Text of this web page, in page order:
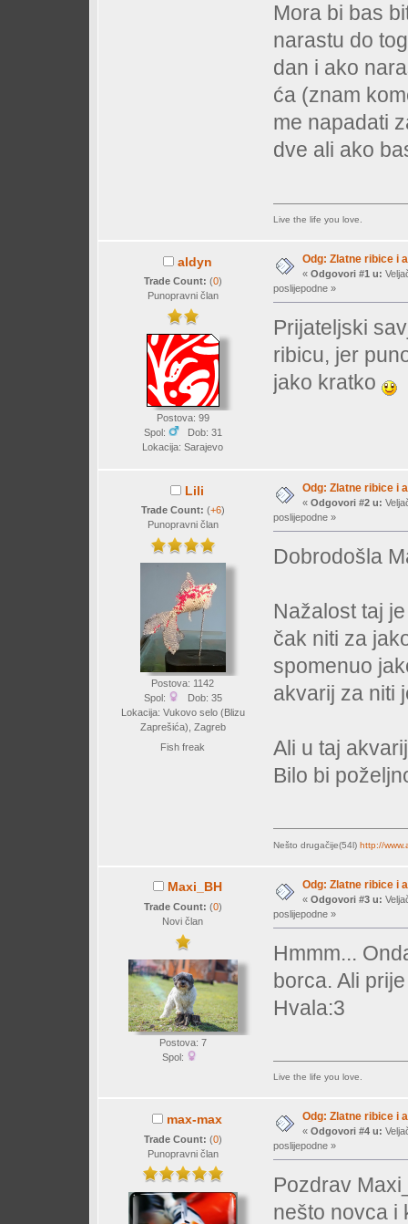
Mora bi bas
narastu do
dan i ako
ća (znam
me napadati
dve ali ako
Live the life you love.
aldyn
Trade Count: (0)
Punopravni član
Postova: 99
Spol:
Dob: 31
Lokacija: Sarajevo
Odg: Zlatne ribice i
« Odgovori #1 u:
poslijepodne »
Prijateljski
ribicu, jer
jako kratko
Lili
Trade Count: (+6)
Punopravni član
Postova: 1142
Spol:
Dob: 35
Lokacija: Vukovo selo (Blizu
Zaprešića), Zagreb
Fish freak
Odg: Zlatne ribice i
« Odgovori #2 u:
poslijepodne »
Dobrodošla
Nažalost taj
čak niti za
spomenuo
akvarij za niti
Ali u taj
Bilo bi
Nešto drugačije(54l) http://
Maxi_BH
Trade Count: (0)
Novi član
Postova: 7
Spol:
Odg: Zlatne ribice i
« Odgovori #3 u:
poslijepodne »
Hmmm...
borca. Ali
Hvala:3
Live the life you love.
max-max
Trade Count: (0)
Punopravni član
Odg: Zlatne ribice i
« Odgovori #4 u:
poslijepodne »
Pozdrav
nešto novca i